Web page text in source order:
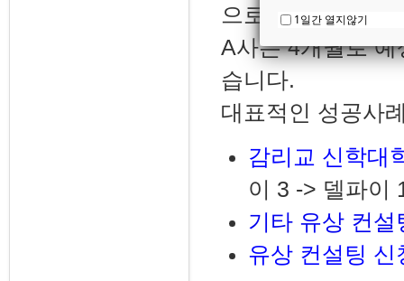
으로 마이그레이
A사는 4개월로
습니다.
대표적인 성공사
감리교 신학대
이 3 -> 델파이
기타 유상 컨설
유상 컨설팅
1일간 열지않기